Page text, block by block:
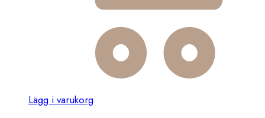
Lägg i varukorg